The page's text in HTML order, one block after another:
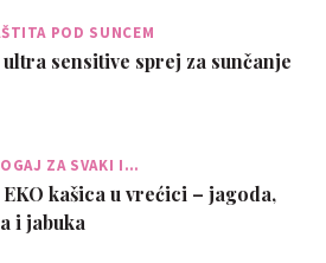
POD SUNCEM
sensitive sprej za sunčanje
ZA SVAKI I…
kašica u vrećici – jagoda,
i jabuka